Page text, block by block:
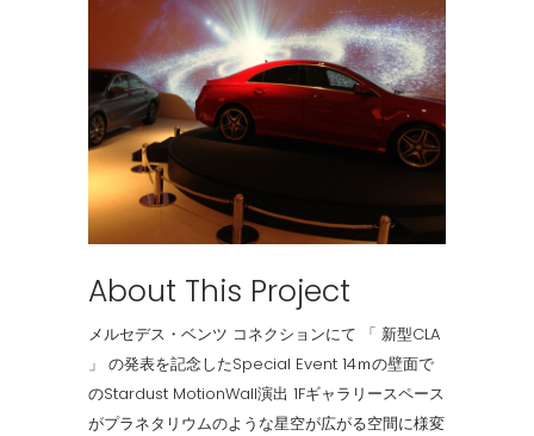
About This Project
メルセデス・ベンツ コネクションにて 「 新型CLA
」 の発表を記念したSpecial Event 14ｍの壁面で
のStardust MotionWall演出 1Fギャラリースペース
がプラネタリウムのような星空が広がる空間に様変